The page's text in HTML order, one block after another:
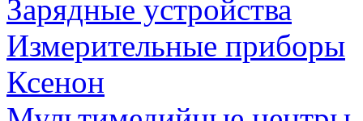
Зарядные устройства
Измерительные приборы
Ксенон